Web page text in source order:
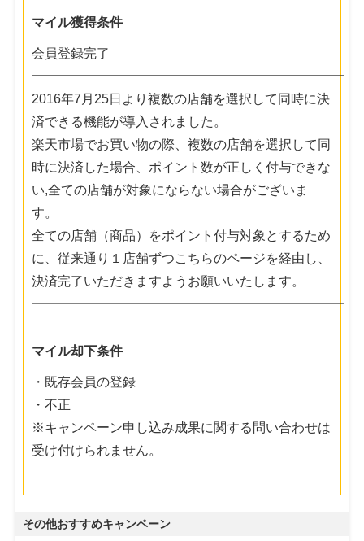
マイル獲得条件
会員登録完了
━━━━━━━━━━━━━━━━━━━━━━━━
2016年7月25日より複数の店舗を選択して同時に決
済できる機能が導入されました。
楽天市場でお買い物の際、複数の店舗を選択して同
時に決済した場合、ポイント数が正しく付与できな
い,全ての店舗が対象にならない場合がございま
す。
全ての店舗（商品）をポイント付与対象とするため
に、従来通り１店舗ずつこちらのページを経由し、
決済完了いただきますようお願いいたします。
━━━━━━━━━━━━━━━━━━━━━━━━
マイル却下条件
・既存会員の登録
・不正
※キャンペーン申し込み成果に関する問い合わせは
受け付けられません。
その他おすすめキャンペーン